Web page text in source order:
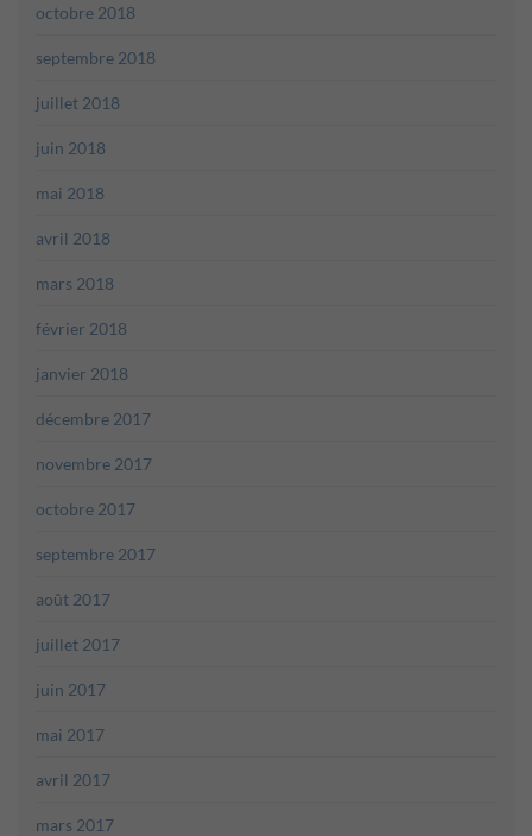
octobre 2018
septembre 2018
juillet 2018
juin 2018
mai 2018
avril 2018
mars 2018
février 2018
janvier 2018
décembre 2017
novembre 2017
octobre 2017
septembre 2017
août 2017
juillet 2017
juin 2017
mai 2017
avril 2017
mars 2017